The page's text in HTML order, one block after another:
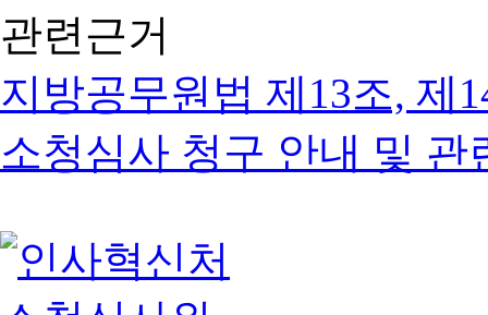
관련근거
지방공무원법 제13조, 제
소청심사 청구 안내 및 관